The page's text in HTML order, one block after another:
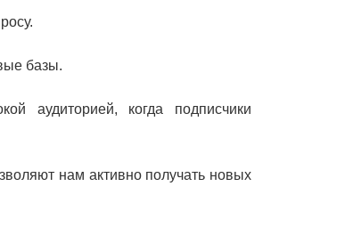
базы.
аудиторией, когда подписчики
нам активно получать новых